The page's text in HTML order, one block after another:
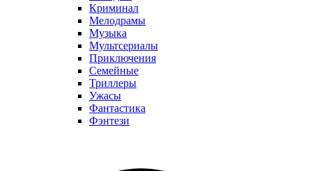
Криминал
Мелодрамы
Музыка
Мультсериалы
Приключения
Семейные
Триллеры
Ужасы
Фантастика
Фэнтези